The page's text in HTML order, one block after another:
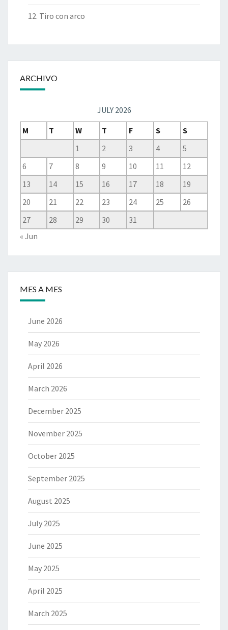
12. Tiro con arco
ARCHIVO
JULY 2026
M
T W T F S
S
1
2 3 4
5
6
7 8 9 10 11
12
13
14 15 16 17 18
19
20
21 22 23 24 25
26
27
28 29 30
31
« Jun
MES A MES
June 2026
May 2026
April 2026
March 2026
December 2025
November 2025
October 2025
September 2025
August 2025
July 2025
June 2025
May 2025
April 2025
March 2025